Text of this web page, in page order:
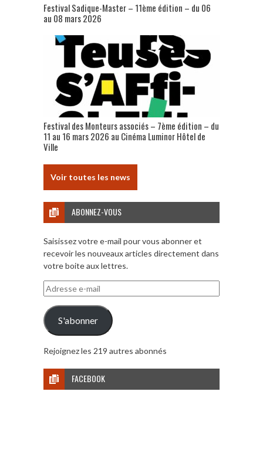
Festival Sadique-Master – 11ème édition – du 06
au 08 mars 2026
Festival des Monteurs associés – 7ème édition – du
11 au 16 mars 2026 au Cinéma Luminor Hôtel de
Ville
Voir toutes les news
ABONNEZ-VOUS
Saisissez votre e-mail pour vous abonner et
recevoir les nouveaux articles directement dans
votre boite aux lettres.
Adresse
e-
mail
S'abonner
Rejoignez les 219 autres abonnés
FACEBOOK